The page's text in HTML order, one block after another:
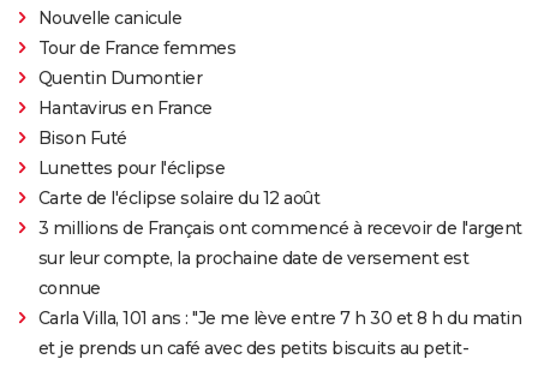
Nouvelle canicule
Tour de France femmes
Quentin Dumontier
Hantavirus en France
Bison Futé
Lunettes pour l'éclipse
Carte de l'éclipse solaire du 12 août
3 millions de Français ont commencé à recevoir de l'argent
sur leur compte, la prochaine date de versement est
connue
Carla Villa, 101 ans : "Je me lève entre 7 h 30 et 8 h du matin
et je prends un café avec des petits biscuits au petit-